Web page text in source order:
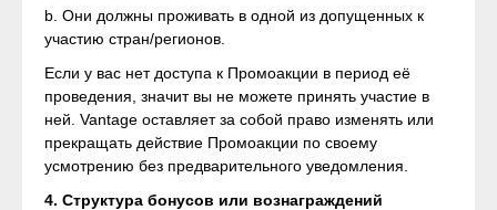
b. Они должны проживать в одной из допущенных к
участию стран/регионов.
Если у вас нет доступа к Промоакции в период её
проведения, значит вы не можете принять участие в
ней. Vantage оставляет за собой право изменять или
прекращать действие Промоакции по своему
усмотрению без предварительного уведомления.
4. Структура бонусов или вознаграждений